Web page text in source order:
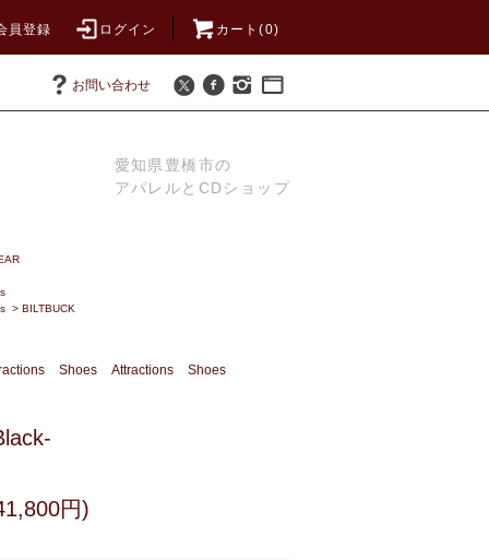
員登録 ログイン カート(0)
お問い合わせ
愛知県豊橋市の
アパレルとCDショップ
> BILTBUCK
Shoes Attractions
Shoes
円)